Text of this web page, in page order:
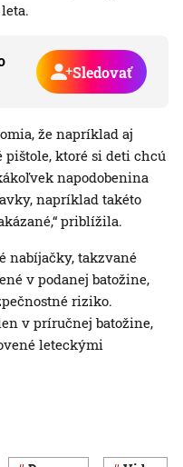
Sledovať
že napríklad aj
pištole, ktoré si deti chcú
napodobenina
napríklad takéto
priblížila.
nabíjačky, takzvané
v podanej batožine,
riziko.
v príručnej batožine,
leteckými